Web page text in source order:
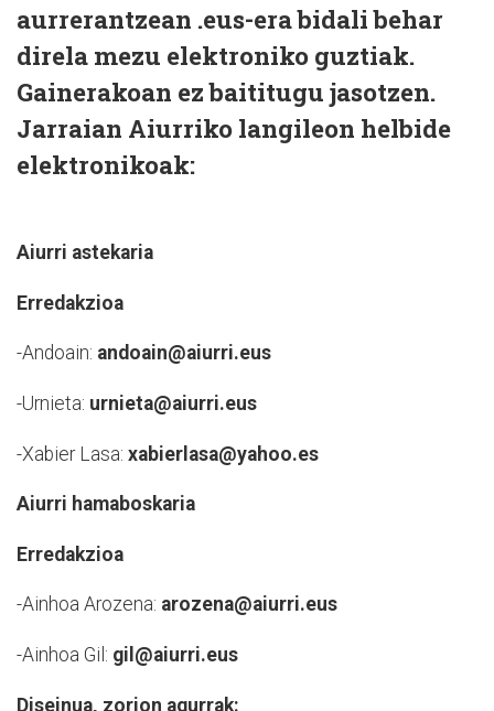
aurrerantzean .eus-era bidali behar
direla mezu elektroniko guztiak.
Gainerakoan ez baititugu jasotzen.
Jarraian Aiurriko langileon helbide
elektronikoak:
Aiurri astekaria
Erredakzioa
-Andoain: andoain@aiurri.eus
-Urnieta: urnieta@aiurri.eus
-Xabier Lasa: xabierlasa@yahoo.es
Aiurri hamaboskaria
Erredakzioa
-Ainhoa Arozena: arozena@aiurri.eus
-Ainhoa Gil: gil@aiurri.eus
Diseinua, zorion agurrak: